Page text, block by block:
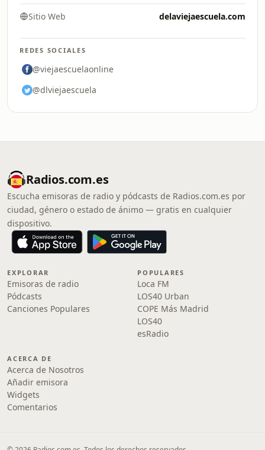
Sitio Web delaviejaescuela.com
REDES SOCIALES
@viejaescuelaonline
@dlviejaescuela
Radios.com.es
Escucha emisoras de radio y pódcasts de Radios.com.es por
ciudad, género o estado de ánimo — gratis en cualquier
dispositivo.
EXPLORAR
Emisoras de radio
Pódcasts
Canciones Populares
POPULARES
Loca FM
LOS40 Urban
COPE Más Madrid
LOS40
esRadio
ACERCA DE
Acerca de Nosotros
Añadir emisora
Widgets
Comentarios